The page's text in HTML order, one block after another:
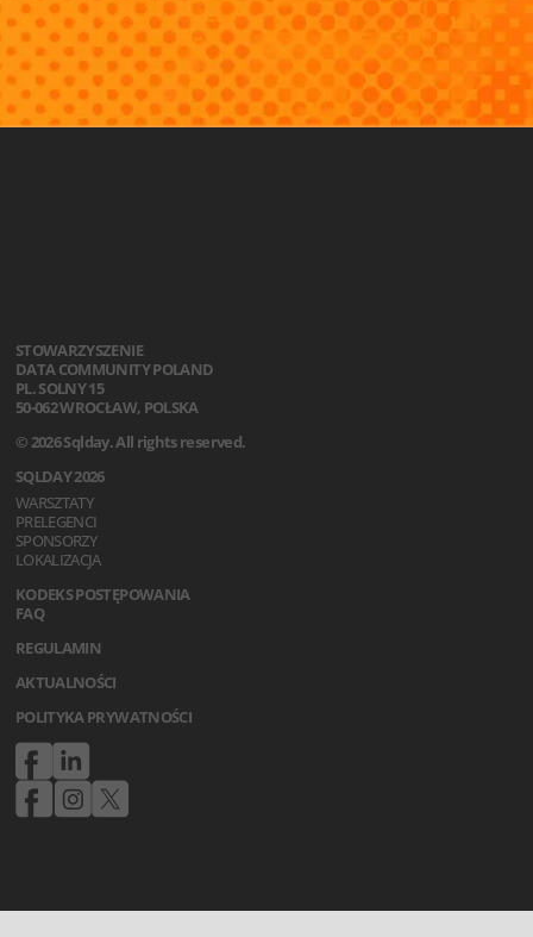
STOWARZYSZENIE
DATA COMMUNITY POLAND
PL. SOLNY 15
50-062 WROCŁAW, POLSKA
© 2026 Sqlday. All rights reserved.
SQLDAY 2026
WARSZTATY
PRELEGENCI
SPONSORZY
LOKALIZACJA
KODEKS POSTĘPOWANIA
FAQ
REGULAMIN
AKTUALNOŚCI
POLITYKA PRYWATNOŚCI